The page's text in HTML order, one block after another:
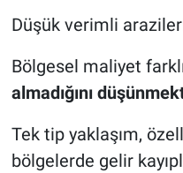
Düşük verimli
Bölgesel maliyet
almadığını
Tek tip yaklaşım,
bölgelerde gelir